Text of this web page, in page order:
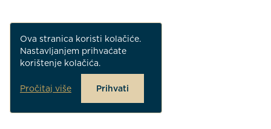
Ova stranica koristi kolačiće.
Nastavljanjem prihvaćate
korištenje kolačića.
Pročitaj više Prihvati